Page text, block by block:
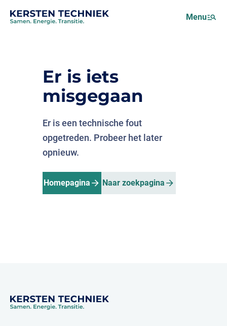
Over ons
Projecten
Menu
Er is iets
misgegaan
Er is een technische fout
opgetreden. Probeer het later
opnieuw.
Homepagina Naar zoekpagina